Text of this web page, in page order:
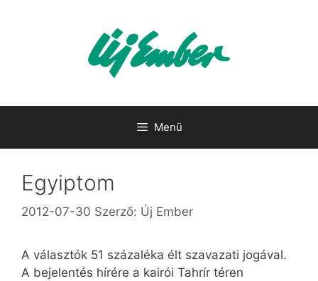
Menü
Egyiptom
2012-07-30 Szerző: Új Ember
A választók 51 százaléka élt szavazati jogával.
A bejelentés hírére a kairói Tahrír téren